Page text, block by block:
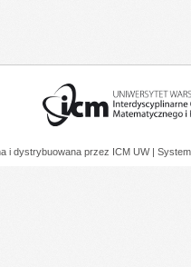
i dystrybuowana przez ICM UW |